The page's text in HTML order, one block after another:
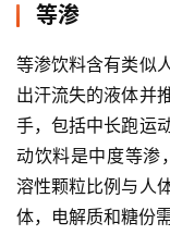
等渗
等渗饮料含有类似
出汗流失的液体并
手，包括中长跑运
动饮料是中度等渗
溶性颗粒比例与人
体，电解质和糖份